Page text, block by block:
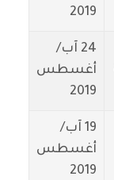
2019
24 آب/
أغسطس
2019
19 آب/
أغسطس
2019